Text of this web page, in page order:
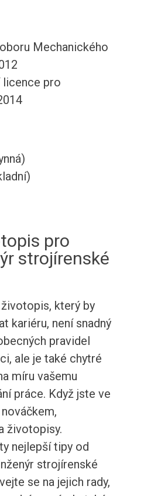
Mechanického
licence pro
pro
strojírenské
který by
kariéru, není snadný
pravidel
ale je také chytré
míru vašemu
práce. Když jste ve
životopisy.
nejlepší tipy od
strojírenské
se na jejich rady,